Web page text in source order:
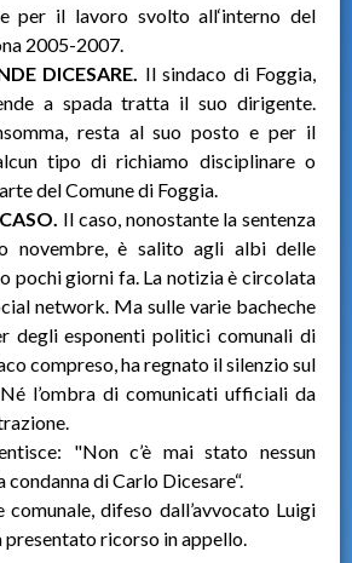
per il lavoro svolto all‘interno del
2005-2007.
DICESARE. Il sindaco di Foggia,
a spada tratta il suo dirigente.
resta al suo posto e per il
tipo di richiamo disciplinare o
del Comune di Foggia.
Il caso, nonostante la sentenza
novembre, è salito agli albi delle
pochi giorni fa. La notizia è circolata
network. Ma sulle varie bacheche
degli esponenti politici comunali di
compreso, ha regnato il silenzio sul
l’ombra di comunicati ufficiali da
"Non c’è mai stato nessun
di Carlo Dicesare“.
difeso dall’avvocato Luigi
presentato ricorso in appello.